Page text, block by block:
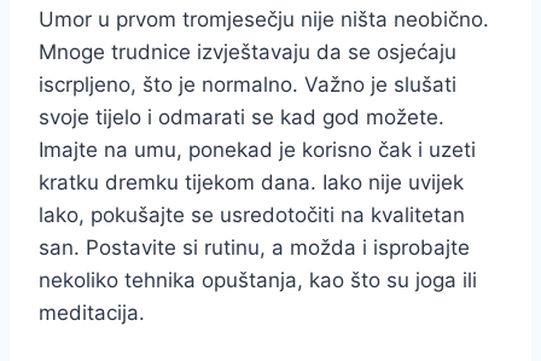
Umor u prvom tromjesečju nije ništa neobično.
Mnoge trudnice izvještavaju da se osjećaju
iscrpljeno, što je normalno. Važno je slušati
svoje tijelo i odmarati se kad god možete.
Imajte na umu, ponekad je korisno čak i uzeti
kratku dremku tijekom dana. Iako nije uvijek
lako, pokušajte se usredotočiti na kvalitetan
san. Postavite si rutinu, a možda i isprobajte
nekoliko tehnika opuštanja, kao što su joga ili
meditacija.